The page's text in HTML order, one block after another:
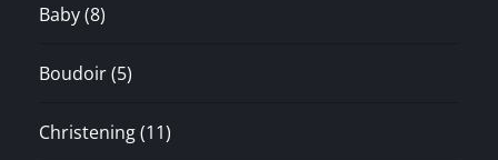
Baby(8)
Boudoir(5)
Christening(11)